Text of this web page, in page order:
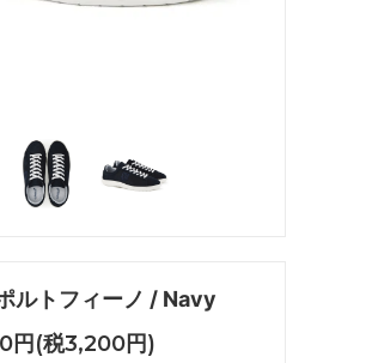
ルトフィーノ / Navy
円(税3,200円)